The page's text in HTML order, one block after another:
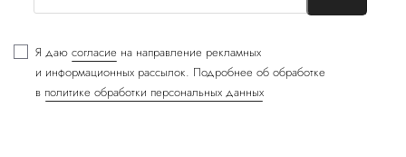
Я даю согласие на направление рекламных
и информационных рассылок. Подробнее об обработке
в политике обработки персональных данных